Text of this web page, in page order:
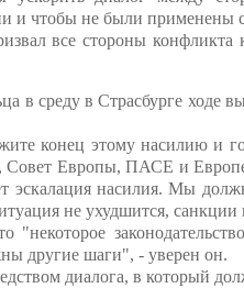
и чтобы не были применены
все стороны
в среду в Страсбурге ходе
конец этому насилию и
Совет Европы, ПАСЕ и
эскалация насилия. Мы
не ухудшится,
"некоторое
другие шаги", - уверен он.
диалога, в который